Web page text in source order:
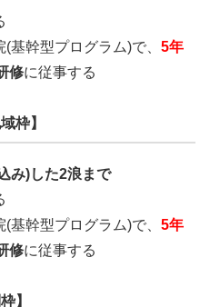
基幹型プログラム)で、 5年
修に従事する
枠】
み)した2浪まで
基幹型プログラム)で、 5年
修に従事する
】